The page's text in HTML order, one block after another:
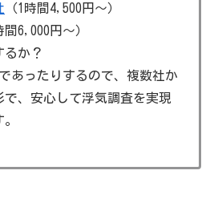
（1時間4,500円～）
間6,000円～）
るか？
あったりするので、複数社か
で、安心して浮気調査を実現